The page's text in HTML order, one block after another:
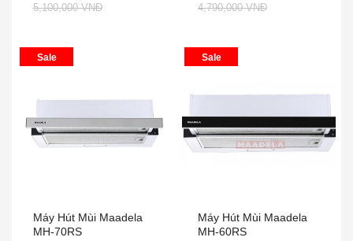
5,100,000 VNĐ 4,790,000 VNĐ
Sale
Máy Hút Mùi Maadela
MH-70RS
Sale
Máy Hút Mùi Maadela
MH-60RS